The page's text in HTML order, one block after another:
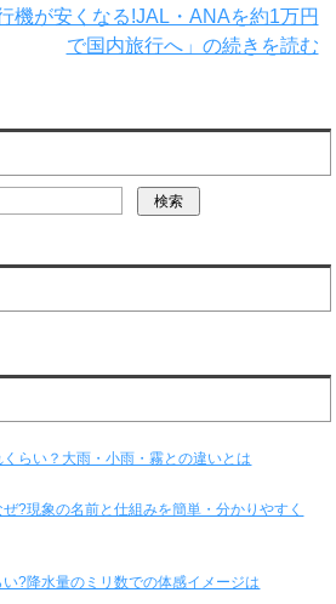
機が安くなる!JAL・ANAを約1万円
で国内旅行へ」の続きを読む
らい？大雨・小雨・霧との違いとは
?現象の名前と仕組みを簡単・分かりやすく
?降水量のミリ数での体感イメージは